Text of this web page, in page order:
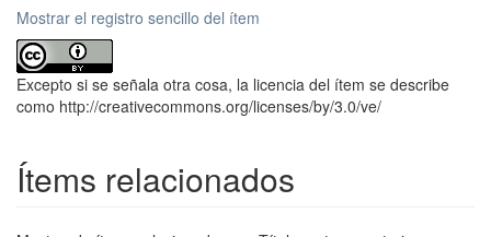
Mostrar el registro sencillo del ítem
Excepto si se señala otra cosa, la licencia del ítem se describe
como http://creativecommons.org/licenses/by/3.0/ve/
Ítems relacionados